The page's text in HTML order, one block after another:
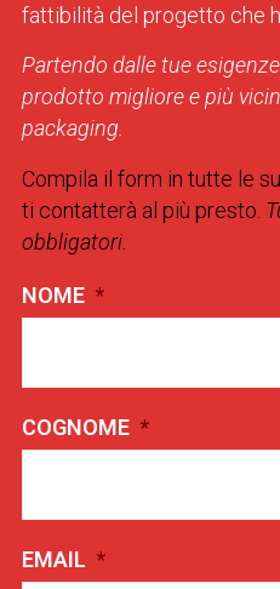
fattibilità del progetto che
Partendo dalle tue
prodotto migliore e più
packaging.
Compila il form in tutte le
ti contatterà al più presto.
obbligatori.
NOME *
COGNOME *
EMAIL *